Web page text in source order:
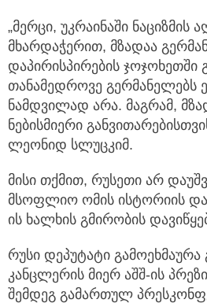
„მერცი, უკრაინაში ნაციზმის
მხარდაჭერით, მზადაა
დაპირისპირების ჯოჯოხეთში
თანამედროვე გერმანელებს
ნამდვილად არა. მაგრამ,
ნებისმიერი
ლეონიდ სლუცკიმ.
მისი თქმით, რუსეთი არ
მსოფლიო ომის ისტორიის
ის ხალხის გმირობის
რუსი დეპუტატი გამოეხმაურა
კანცლერის მიერ აშშ-ის
შემდეგ გამართულ